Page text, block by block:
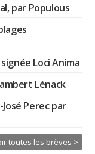
par Populous
Loci Anima
Lénack
Perec par
toutes les brèves >